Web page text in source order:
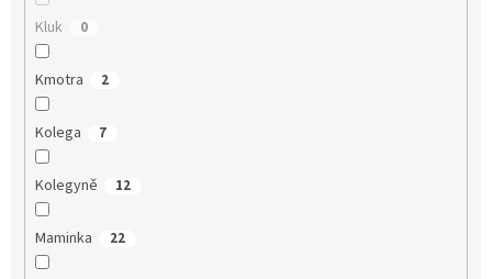
Kluk 0
Kmotra 2
Kolega 7
Kolegyně 12
Maminka 22